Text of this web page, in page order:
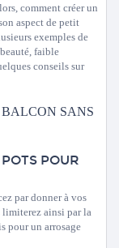
comment créer un
aspect de petit
exemples de
faible
conseils sur
SANS
POUR
par donner à vos
ainsi par la
pour un arrosage